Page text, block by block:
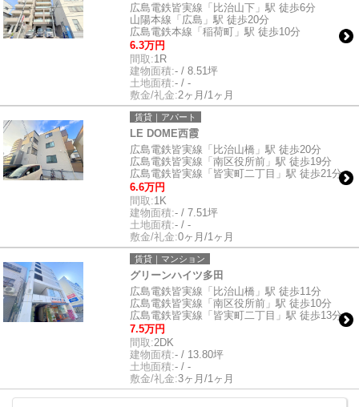
広島電鉄皆実線「比治山下」駅 徒歩6分
山陽本線「広島」駅 徒歩20分
広島電鉄本線「稲荷町」駅 徒歩10分
6.3万円
間取:1R
建物面積:- / 8.51坪
土地面積:- / -
敷金/礼金:2ヶ月/1ヶ月
賃貸｜アパート
LE DOME西霞
広島電鉄皆実線「比治山橋」駅 徒歩20分
広島電鉄皆実線「南区役所前」駅 徒歩19分
広島電鉄皆実線「皆実町二丁目」駅 徒歩21分
6.6万円
間取:1K
建物面積:- / 7.51坪
土地面積:- / -
敷金/礼金:0ヶ月/1ヶ月
賃貸｜マンション
グリーンハイツ多田
広島電鉄皆実線「比治山橋」駅 徒歩11分
広島電鉄皆実線「南区役所前」駅 徒歩10分
広島電鉄皆実線「皆実町二丁目」駅 徒歩13分
7.5万円
間取:2DK
建物面積:- / 13.80坪
土地面積:- / -
敷金/礼金:3ヶ月/1ヶ月